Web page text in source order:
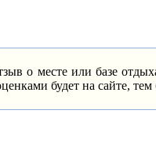
о месте или базе
будет на сайте, тем